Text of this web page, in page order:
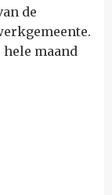
de
maand